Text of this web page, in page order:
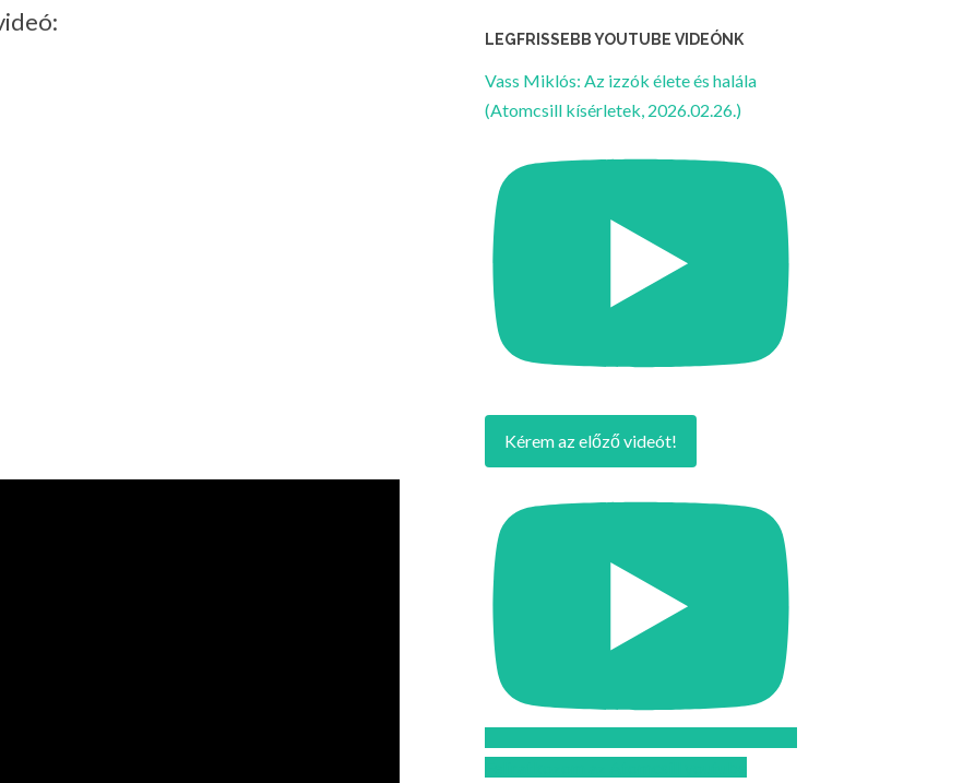
LEGFRISSEBB YOUTUBE VIDEÓNK
Vass Miklós: Az izzók élete és halála
(Atomcsill kísérletek, 2026.02.26.)
Kérem az előző videót!